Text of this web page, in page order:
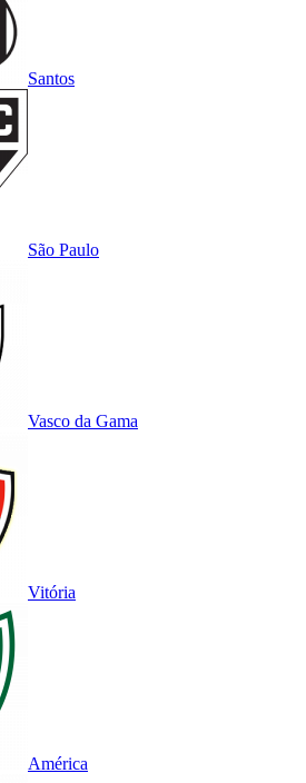
Santos
São Paulo
Vasco da Gama
Vitória
América